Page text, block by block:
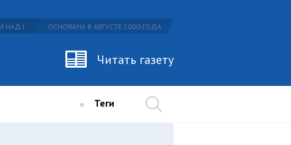
НАД I ОСНОВАНА В АВГУСТЕ 2000 ГОДА
Читать газету
Теги